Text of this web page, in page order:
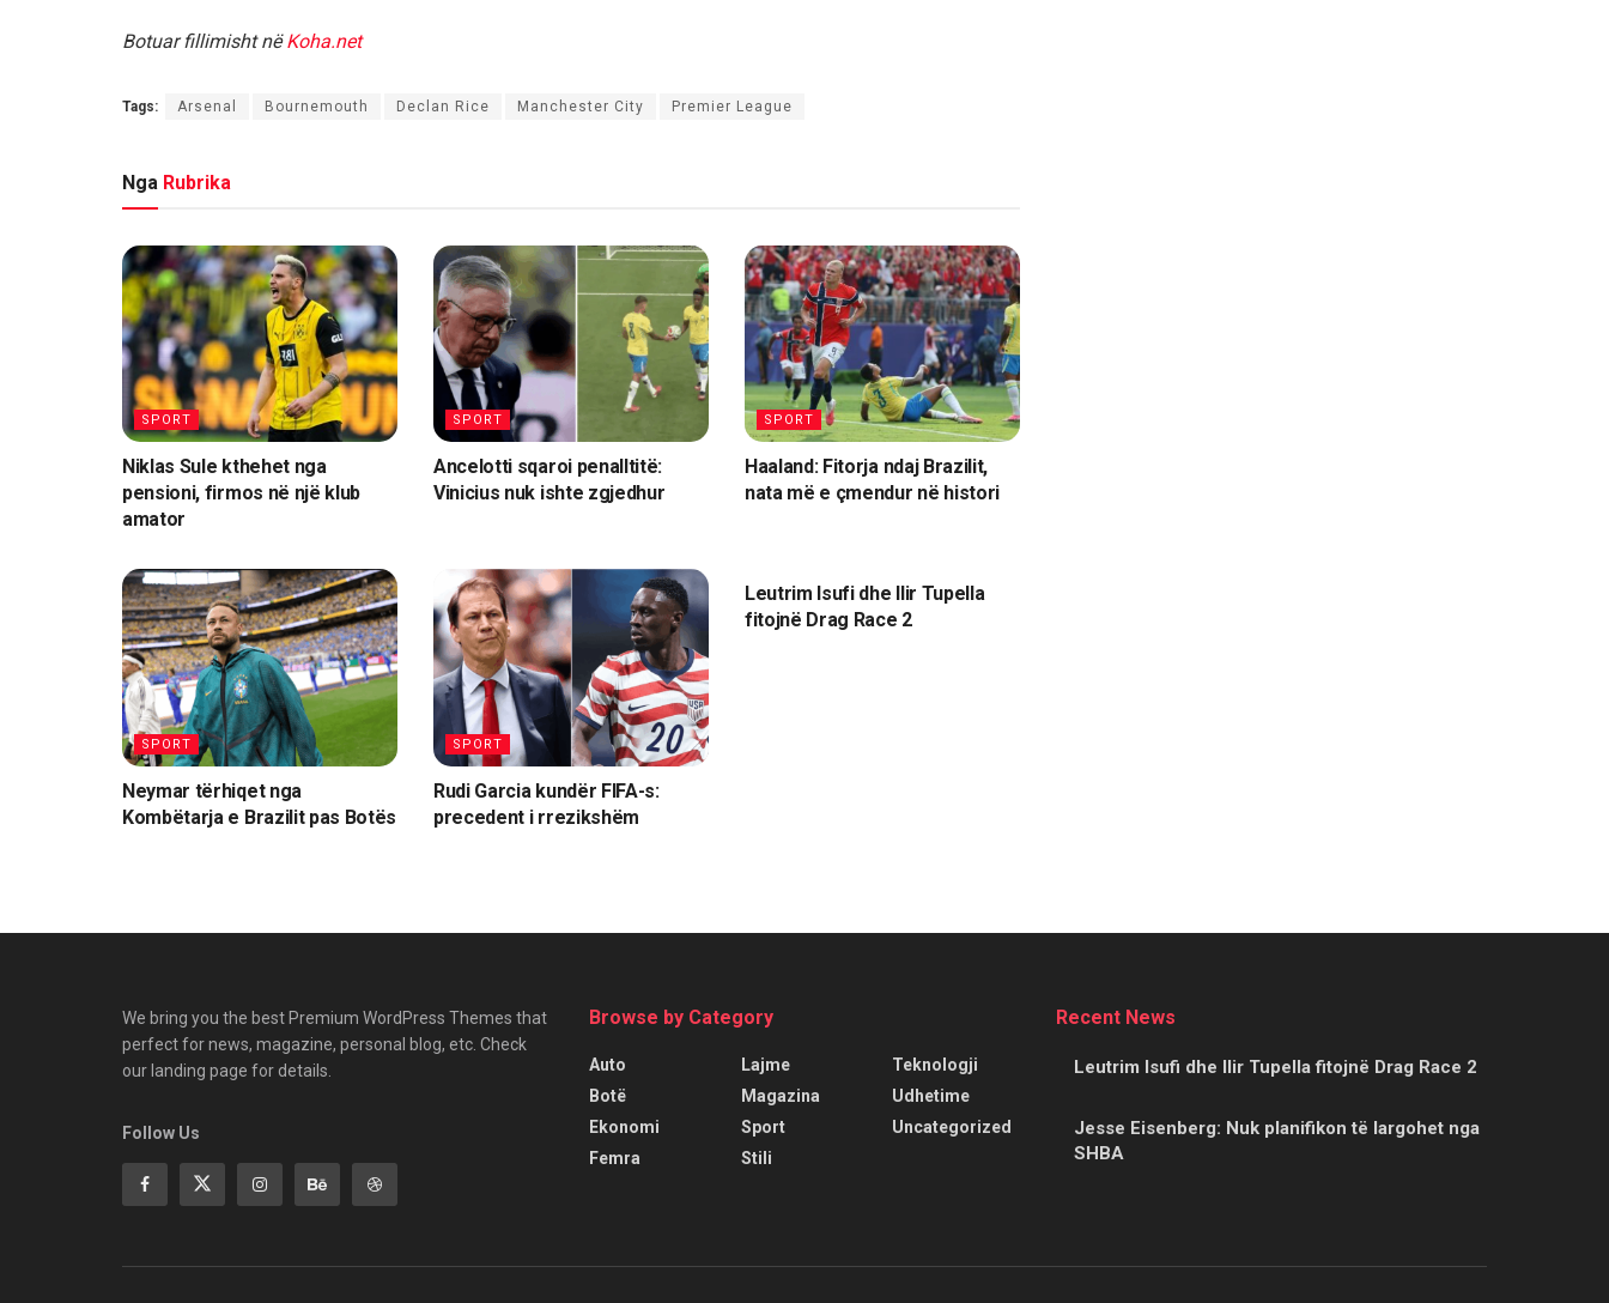
Botuar fillimisht nëKoha.net
Tags: Arsenal Bournemouth Declan Rice Manchester City Premier League
Nga Rubrika
SPORT
Niklas Sule kthehet nga
pensioni, firmos në një klub
amator
SPORT
Ancelotti sqaroi penalltitë:
Vinicius nuk ishte zgjedhur
SPORT
Haaland: Fitorja ndaj Brazilit,
nata më e çmendur në histori
SPORT
Neymar tërhiqet nga
Kombëtarja e Brazilit pas Botës
SPORT
Rudi Garcia kundër FIFA-s:
precedent i rrezikshëm
Leutrim Isufi dhe Ilir Tupella
fitojnë Drag Race 2
We bring you the best Premium WordPress Themes that
perfect for news, magazine, personal blog, etc. Check
our landing page for details.
Follow Us
Browse by Category
Auto
Botë
Ekonomi
Femra
Lajme
Magazina
Sport
Stili
Teknologji
Udhetime
Uncategorized
Recent News
Leutrim Isufi dhe Ilir Tupella fitojnë Drag Race 2
Jesse Eisenberg: Nuk planifikon të largohet nga
SHBA